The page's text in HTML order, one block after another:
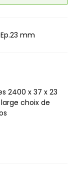
mm
2400 x 37 x 23
choix de